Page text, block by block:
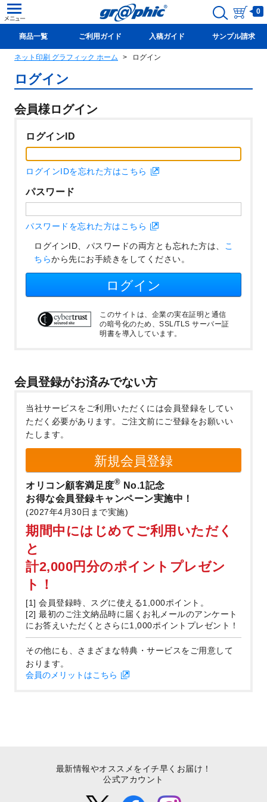
0
商品一覧 ご利用ガイド 入稿ガイド サンプル請求
新規会員登録(無料)
ネット印刷 グラフィック ホーム ログイン
ログイン
会員様ログイン
ログインID
ログインIDを忘れた方はこちら
パスワード
パスワードを忘れた方はこちら
ログインID、パスワードの両方とも忘れた方は、 こ
ちらから先にお手続きをしてください。
ログイン
このサイトは、企業の実在証明と通信
の暗号化のため、SSL/TLS サーバー証
明書を導入しています。
会員登録がお済みでない方
当社サービスをご利用いただくには会員登録をしてい
ただく必要があります。
ご注文前にご登録をお願いい
たします。
新規会員登録
オリコン顧客満足度® No.1記念
お得な会員登録キャンペーン実施中！
(2027年4月30日まで実施)
期間中にはじめてご利用いただく
と
計2,000円分のポイントプレゼン
ト！
[1] 会員登録時、スグに使える1,000ポイント。
[2] 最初のご注文納品時に届くお礼メールのアンケート
にお答えいただくとさらに1,000ポイントプレゼント！
その他にも、さまざまな特典・サービスをご用意して
おります。
会員のメリットはこちら
最新情報やオススメをイチ早くお届け！
公式アカウント